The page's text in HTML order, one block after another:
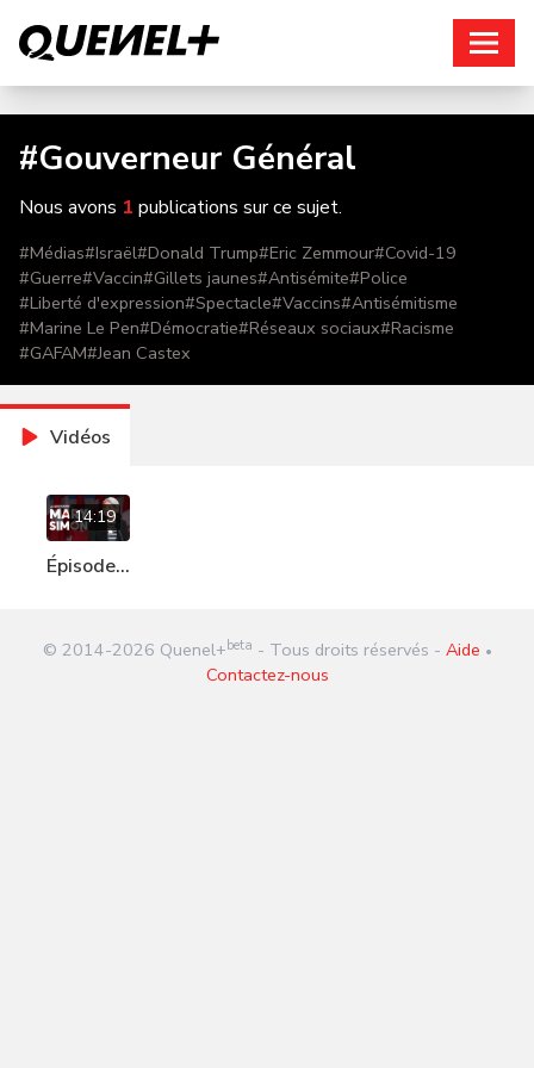
#Gouverneur Général
Nous avons 1 publications sur ce sujet.
#Médias#Israël#Donald Trump#Eric Zemmour#Covid-19
#Guerre#Vaccin#Gillets jaunes#Antisémite#Police
#Liberté d'expression#Spectacle#Vaccins#Antisémitisme
#Marine Le Pen#Démocratie#Réseaux sociaux#Racisme
#GAFAM#Jean Castex
Vidéos
14:19
Épisode
Simon
© 2014-2026 Quenel+ beta - Tous droits réservés - Aide •
Contactez-nous